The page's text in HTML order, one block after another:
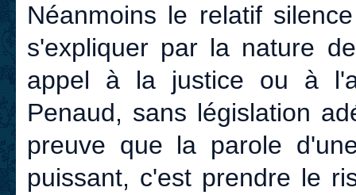
Néanmoins le relatif
s'expliquer par la nature
appel à la justice ou à
Penaud, sans législation
preuve que la parole
puissant, c'est prendre le